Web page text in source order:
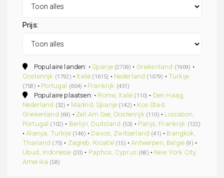
Prijs:
Populaire landen: •Spanje (2709) • Griekenland (1909) •
Oostenrijk (1792) • Italië (1615) • Nederland (1079) • Turkije
(758) • Portugal (604) • Frankrijk (431)
Populaire plaatsen: • Rome, Italië (110) • Den Haag,
Nederland (32) • Madrid, Spanje (142) • Kos Stad,
Griekenland (69) • Zell Am See, Oostenrijk (110) • Lissabon,
Portugal (102) • Berlijn, Duitsland (53) • Parijs, Frankrijk (122)
•Alanya, Turkije (146) • Davos, Zwitserland (41) • Bangkok,
Thailand (70) • Zagreb, Kroatië (15) •Antwerpen, België (9) •
Ubud, Indonesie (20) • Paphos, Cyprus (68) • New York City,
Amerika (58)